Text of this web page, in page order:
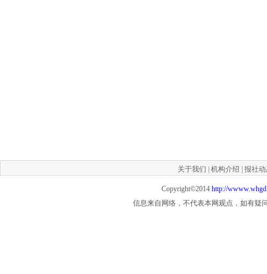
关于我们 机构介绍 报社
Copyright©2014 http://
信息来自网络，不代表本网观点，如有疑